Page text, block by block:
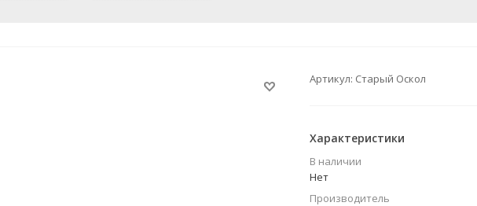
Артикул: Старый Оскол
Характеристики
В наличии
Нет
Производитель